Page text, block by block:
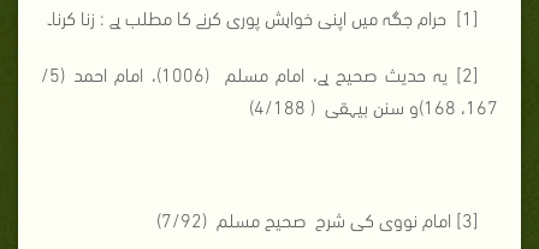
[1] حرام جگہ میں اپنی خواہش پوری کرنے کا مطلب ہے : زنا کرنا۔
[2] یہ حدیث صحیح ہے، امام مسلم (1006)، امام احمد (5/
167، 168)و سنن بیہقی ( 4/188)
[3] امام نووی کی شرح صحیح مسلم (7/92)